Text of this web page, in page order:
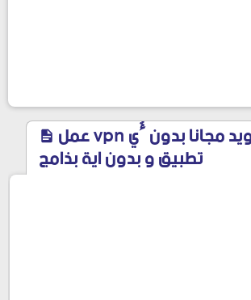
تطبيق و بدون اية بذامج